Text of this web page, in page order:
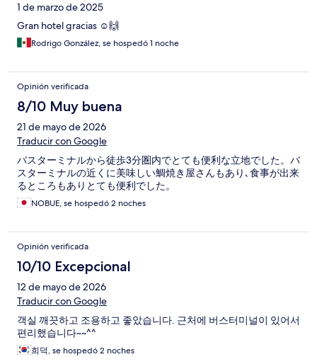
1 de marzo de 2025
Gran hotel gracias ☺️🙌
Rodrigo González, se hospedó 1 noche
Opinión verificada
8/10 Muy buena
21 de mayo de 2026
Traducir con Google
バスターミナルから徒歩3分圏内でとても便利な立地でした。バ
スターミナルの近くに美味しい鯛焼き屋さんもあり､食事が出来
るところもありとても便利でした。
NOBUE, se hospedó 2 noches
Opinión verificada
10/10 Excepcional
12 de mayo de 2026
Traducir con Google
객실 깨끗하고 조용하고 좋았습니다. 근처에 버스터미널이 있어서
편리했습니다~~^^
희덕, se hospedó 2 noches